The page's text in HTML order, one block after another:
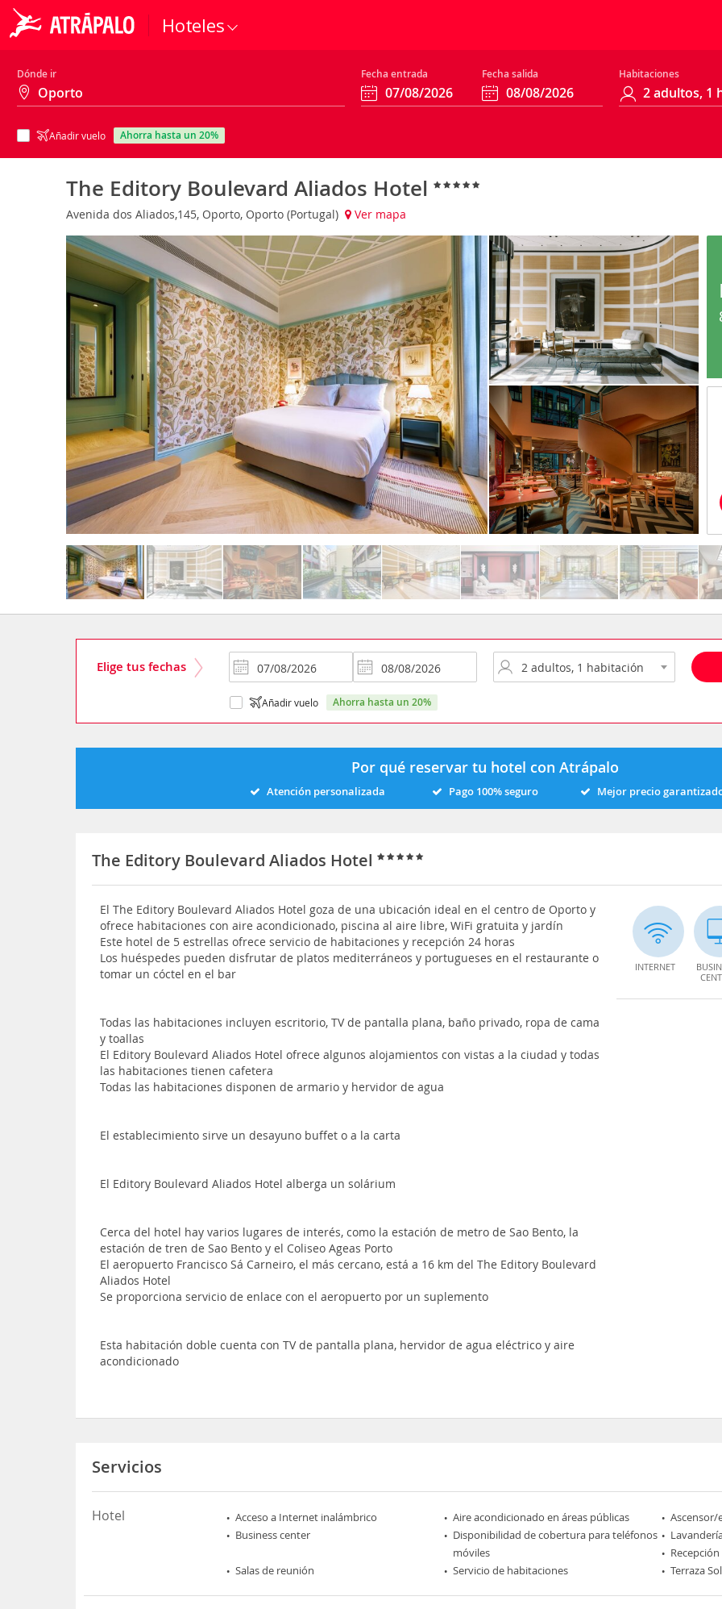
Hoteles
Dónde ir Fecha entrada Fecha salida Habitaciones
Añadir vuelo ahorra hasta un 20%
The Editory Boulevard Aliados Hotel
Avenida dos Aliados,145, Oporto, Oporto (Portugal) Ver mapa
Elige tus fechas
Añadir vuelo ahorra hasta un 20%
Por qué reservar tu hotel con Atrápalo
Atención personalizada Pago 100% seguro Mejor precio
The Editory Boulevard Aliados Hotel
El The Editory Boulevard Aliados Hotel goza de una ubicación ideal en el centro de Oporto y
ofrece habitaciones con aire acondicionado, piscina al aire libre, WiFi gratuita y jardín
Este hotel de 5 estrellas ofrece servicio de habitaciones y recepción 24 horas
Los huéspedes pueden disfrutar de platos mediterráneos y portugueses en el restaurante o
tomar un cóctel en el bar
Todas las habitaciones incluyen escritorio, TV de pantalla plana, baño privado, ropa de cama
y toallas
El Editory Boulevard Aliados Hotel ofrece algunos alojamientos con vistas a la ciudad y todas
las habitaciones tienen cafetera
Todas las habitaciones disponen de armario y hervidor de agua
El establecimiento sirve un desayuno buffet o a la carta
El Editory Boulevard Aliados Hotel alberga un solárium
Cerca del hotel hay varios lugares de interés, como la estación de metro de Sao Bento, la
estación de tren de Sao Bento y el Coliseo Ageas Porto
El aeropuerto Francisco Sá Carneiro, el más cercano, está a 16 km del The Editory Boulevard
Aliados Hotel
Se proporciona servicio de enlace con el aeropuerto por un suplemento
Esta habitación doble cuenta con TV de pantalla plana, hervidor de agua eléctrico y aire
acondicionado
INTERNET
Servicios
Hotel Acceso a Internet inalámbrico Aire acondicionado en áreas públicas
Ascensor/
Business center
Disponibilidad de cobertura para teléfonos
móviles
Recepción
Salas de reunión
Servicio de habitaciones Terraza